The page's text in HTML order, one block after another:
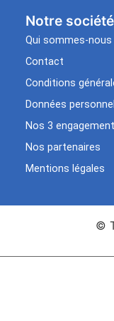
Notre société
Qui sommes-nous
Contact
Conditions
Données
Nos 3
Nos partenaires
Mentions légales
©